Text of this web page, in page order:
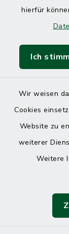
hierfür
Ich
Wir weisen
Cookies
Website zu
weiterer
Weitere